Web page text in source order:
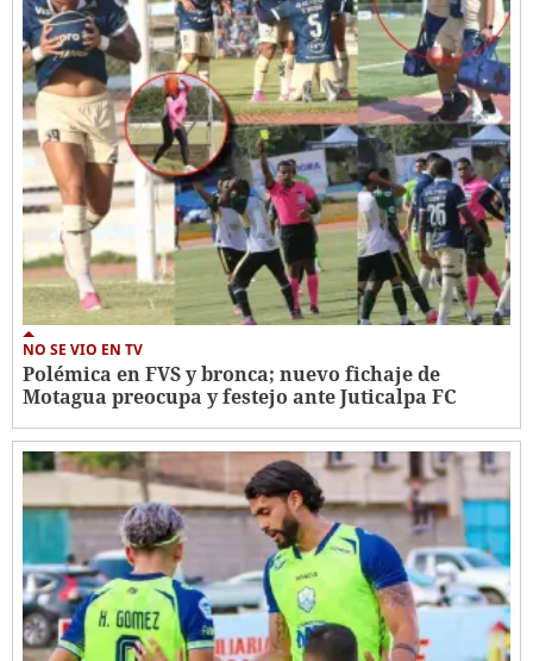
NO SE VIO EN TV
Polémica en FVS y bronca; nuevo fichaje de
Motagua preocupa y festejo ante Juticalpa FC